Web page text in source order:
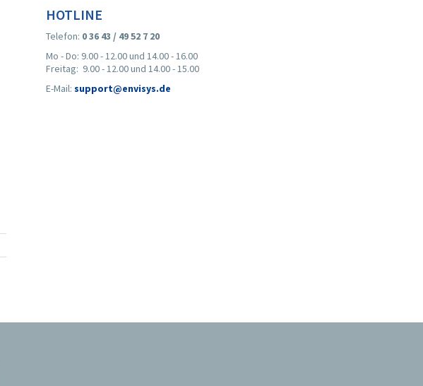
HOTLINE
Telefon: 0 36 43 / 49 52 7 20
Mo - Do: 9.00 - 12.00 und 14.00 - 16.00
Freitag: 9.00 - 12.00 und 14.00 - 15.00
E-Mail: support@envisys.de